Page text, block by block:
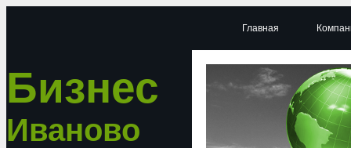
Бизнес
Иваново
Главная